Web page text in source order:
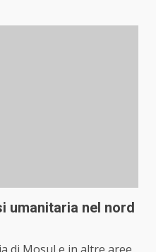
umanitaria nel nord